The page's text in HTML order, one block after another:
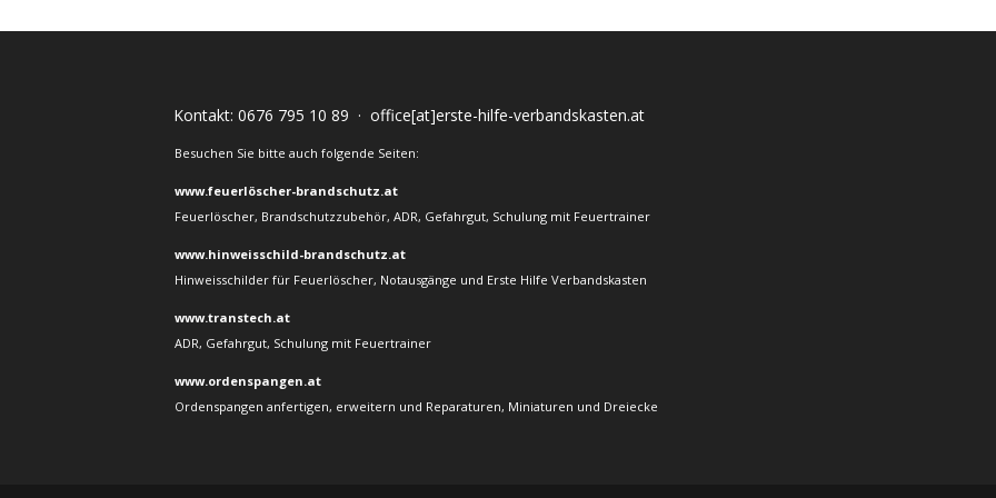
Kontakt:0676 795 10 89 ·office[at]erste-hilfe-verbandskasten.at
Besuchen Sie bitte auch folgende Seiten:
www.feuerlöscher-brandschutz.at
Feuerlöscher, Brandschutzzubehör, ADR, Gefahrgut, Schulung mit Feuertrainer
www.hinweisschild-brandschutz.at
Hinweisschilder für Feuerlöscher, Notausgänge und Erste Hilfe Verbandskasten
www.transtech.at
ADR, Gefahrgut, Schulung mit Feuertrainer
www.ordenspangen.at
Ordenspangen anfertigen, erweitern und Reparaturen, Miniaturen und Dreiecke